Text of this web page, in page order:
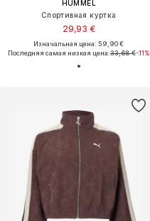
HUMMEL
Спортивная куртка
29,93 €
Изначальная цена: 59,90 €
Последняя самая низкая цена:33,68 €-11%